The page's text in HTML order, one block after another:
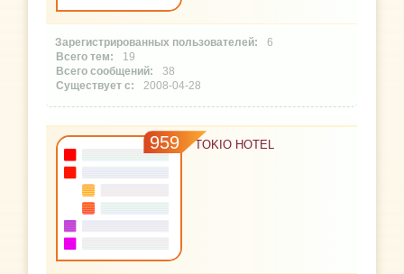
6
19
38
2008-04-28
959 TOKIO HOTEL